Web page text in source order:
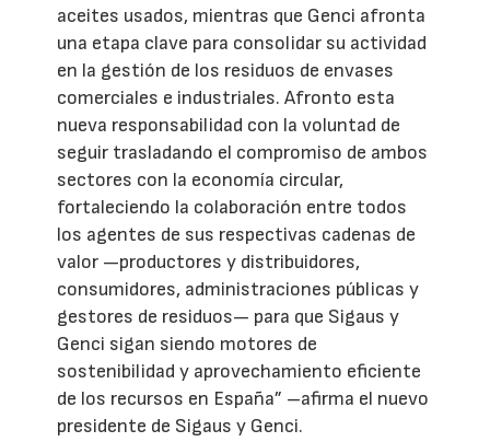
aceites usados, mientras que Genci afronta
una etapa clave para consolidar su actividad
en la gestión de los residuos de envases
comerciales e industriales. Afronto esta
nueva responsabilidad con la voluntad de
seguir trasladando el compromiso de ambos
sectores con la economía circular,
fortaleciendo la colaboración entre todos
los agentes de sus respectivas cadenas de
valor —productores y distribuidores,
consumidores, administraciones públicas y
gestores de residuos— para que Sigaus y
Genci sigan siendo motores de
sostenibilidad y aprovechamiento eficiente
de los recursos en España” –afirma el nuevo
presidente de Sigaus y Genci.